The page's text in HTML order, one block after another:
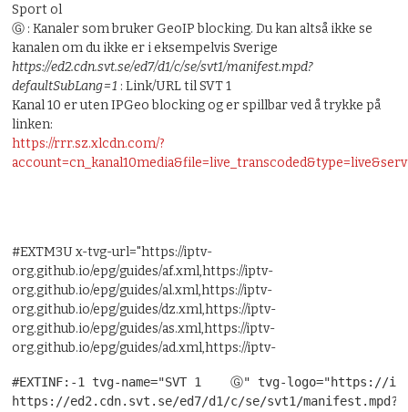
Sport ol
Ⓖ : Kanaler som bruker GeoIP blocking. Du kan altså ikke se
kanalen om du ikke er i eksempelvis Sverige
https://ed2.cdn.svt.se/ed7/d1/c/se/svt1/manifest.mpd?
defaultSubLang=1 : Link/URL til SVT 1
Kanal 10 er uten IPGeo blocking og er spillbar ved å trykke på
linken:
https://rrr.sz.xlcdn.com/?
#EXTM3U x-tvg-url="https://iptv-
org.github.io/epg/guides/af.xml,https://iptv-
org.github.io/epg/guides/al.xml,https://iptv-
org.github.io/epg/guides/dz.xml,https://iptv-
org.github.io/epg/guides/as.xml,https://iptv-
org.github.io/epg/guides/ad.xml,https://iptv-
#EXTINF:-1 tvg-name="SVT 1    Ⓖ" tvg-logo="https://
https://ed2.cdn.svt.se/ed7/d1/c/se/svt1/